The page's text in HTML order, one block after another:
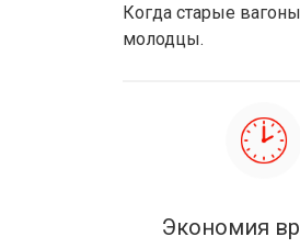
Когда старые
молодцы.
Экономия